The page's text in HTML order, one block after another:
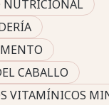
NUTRICIONAL
CABALLO
VITAMÍNICOS